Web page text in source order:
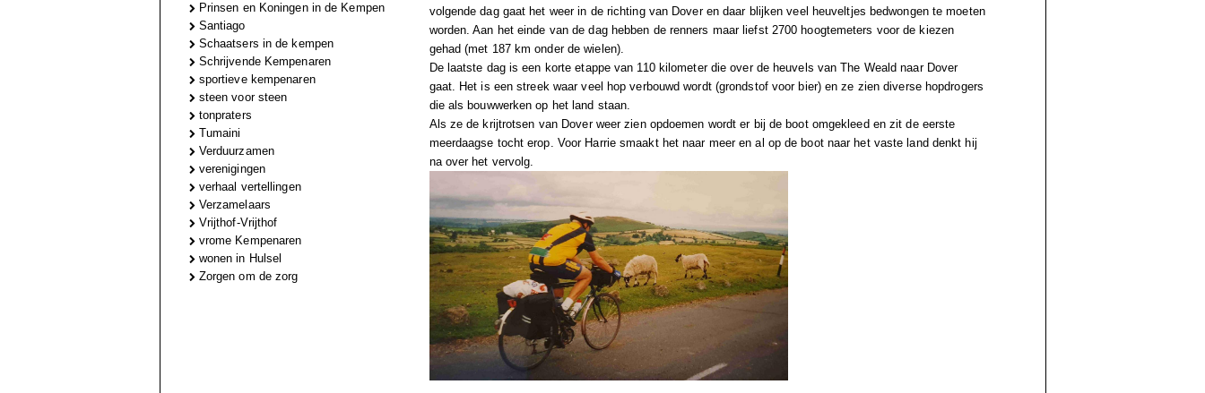
Prinsen en Koningen in de Kempen
Santiago
Schaatsers in de kempen
Schrijvende Kempenaren
sportieve kempenaren
steen voor steen
tonpraters
Tumaini
Verduurzamen
verenigingen
verhaal vertellingen
Verzamelaars
Vrijthof-Vrijthof
vrome Kempenaren
wonen in Hulsel
Zorgen om de zorg
volgende dag gaat het weer in de richting van Dover en daar blijken veel heuveltjes bedwongen te moeten
worden. Aan het einde van de dag hebben de renners maar liefst 2700 hoogtemeters voor de kiezen
gehad (met 187 km onder de wielen).
De laatste dag is een korte etappe van 110 kilometer die over de heuvels van The Weald naar Dover
gaat. Het is een streek waar veel hop verbouwd wordt (grondstof voor bier) en ze zien diverse hopdrogers
die als bouwwerken op het land staan.
Als ze de krijtrotsen van Dover weer zien opdoemen wordt er bij de boot omgekleed en zit de eerste
meerdaagse tocht erop. Voor Harrie smaakt het naar meer en al op de boot naar het vaste land denkt hij
na over het vervolg.